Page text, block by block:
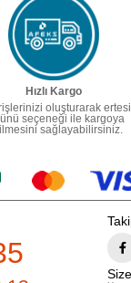
Hızlı Kargo
oluşturarak ertesi
seçeneği ile kargoya
sağlayabilirsiniz.